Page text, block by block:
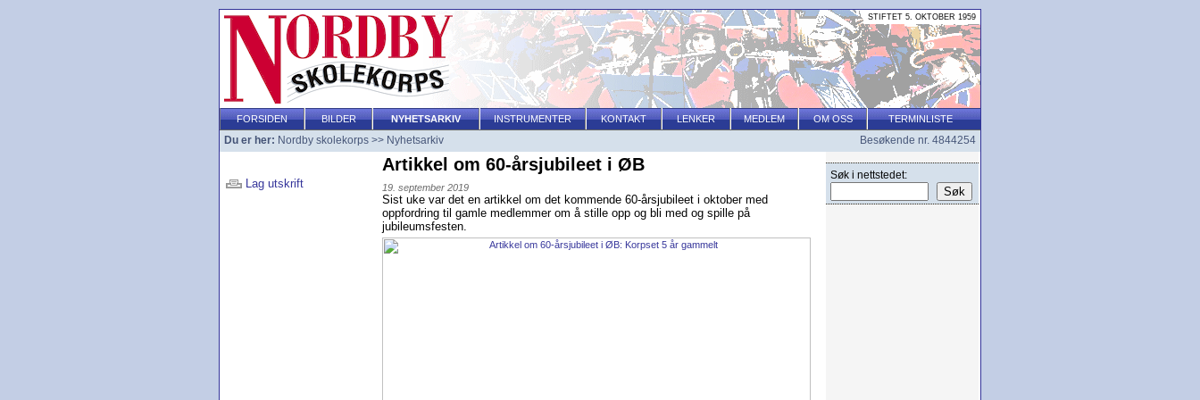
STIFTET 5. OKTOBER 1959
FORSIDEN BILDER NYHETSARKIV INSTRUMENTER KONTAKT LENKER MEDLEM OM OSS TERMINLISTE
Du er her: Nordby skolekorps >> Nyhetsarkiv Besøkende nr. 4844254
Lag utskrift
Artikkel om 60-årsjubileet i ØB
19. september 2019
Sist uke var det en artikkel om det kommende 60-årsjubileet i oktober med
oppfordring til gamle medlemmer om å stille opp og bli med og spille på
jubileumsfesten.
Søk i nettstedet: